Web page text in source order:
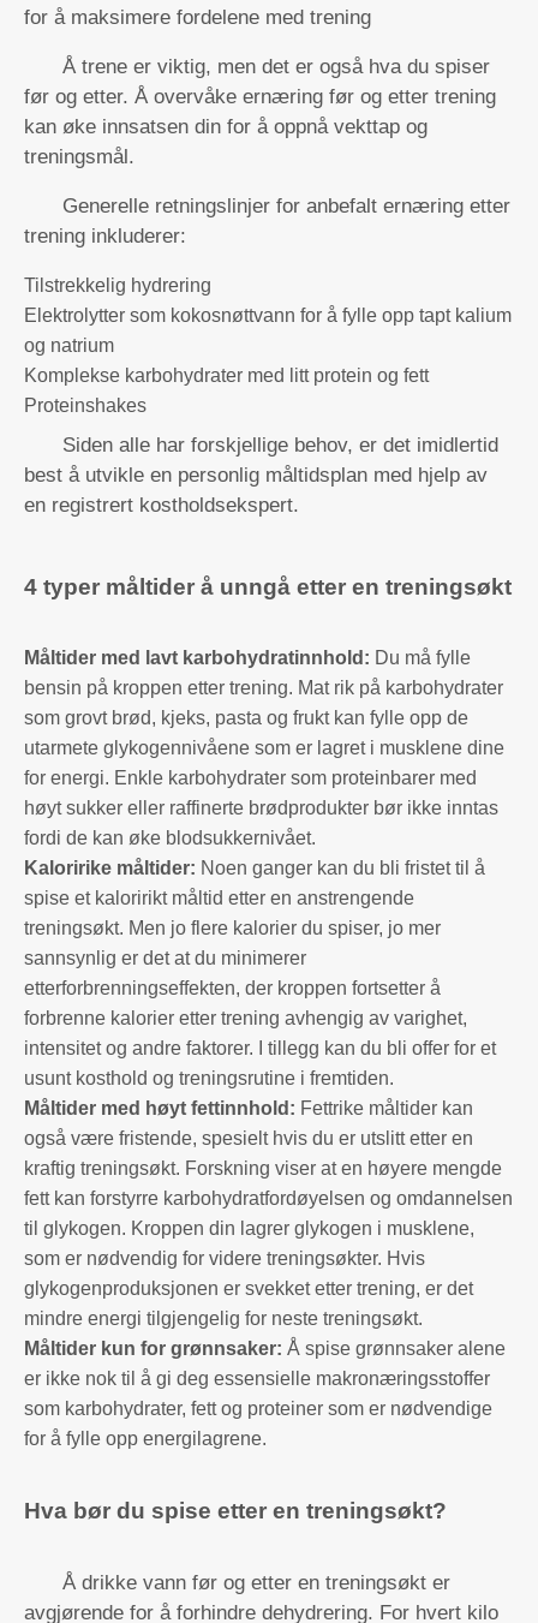
for å maksimere fordelene med trening
Å trene er viktig, men det er også hva du spiser
før og etter. Å overvåke ernæring før og etter trening
kan øke innsatsen din for å oppnå vekttap og
treningsmål.
Generelle retningslinjer for anbefalt ernæring etter
trening inkluderer:
Tilstrekkelig hydrering
Elektrolytter som kokosnøttvann for å fylle opp tapt kalium
og natrium
Komplekse karbohydrater med litt protein og fett
Proteinshakes
Siden alle har forskjellige behov, er det imidlertid
best å utvikle en personlig måltidsplan med hjelp av
en registrert kostholdsekspert.
4 typer måltider å unngå etter en treningsøkt
Måltider med lavt karbohydratinnhold: Du må fylle
bensin på kroppen etter trening. Mat rik på karbohydrater
som grovt brød, kjeks, pasta og frukt kan fylle opp de
utarmete glykogennivåene som er lagret i musklene dine
for energi. Enkle karbohydrater som proteinbarer med
høyt sukker eller raffinerte brødprodukter bør ikke inntas
fordi de kan øke blodsukkernivået.
Kaloririke måltider: Noen ganger kan du bli fristet til å
spise et kaloririkt måltid etter en anstrengende
treningsøkt. Men jo flere kalorier du spiser, jo mer
sannsynlig er det at du minimerer
etterforbrenningseffekten, der kroppen fortsetter å
forbrenne kalorier etter trening avhengig av varighet,
intensitet og andre faktorer. I tillegg kan du bli offer for et
usunt kosthold og treningsrutine i fremtiden.
Måltider med høyt fettinnhold: Fettrike måltider kan
også være fristende, spesielt hvis du er utslitt etter en
kraftig treningsøkt. Forskning viser at en høyere mengde
fett kan forstyrre karbohydratfordøyelsen og omdannelsen
til glykogen. Kroppen din lagrer glykogen i musklene,
som er nødvendig for videre treningsøkter. Hvis
glykogenproduksjonen er svekket etter trening, er det
mindre energi tilgjengelig for neste treningsøkt.
Måltider kun for grønnsaker: Å spise grønnsaker alene
er ikke nok til å gi deg essensielle makronæringsstoffer
som karbohydrater, fett og proteiner som er nødvendige
for å fylle opp energilagrene.
Hva bør du spise etter en treningsøkt?
Å drikke vann før og etter en treningsøkt er
avgjørende for å forhindre dehydrering. For hvert kilo